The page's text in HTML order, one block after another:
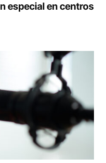
especial en centros